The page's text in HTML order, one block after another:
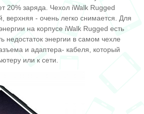
20% заряда. Чехол iWalk Rugged
верхняя - очень легко снимается. Для
на корпусе iWalk Rugged есть
недостаток энергии в самом чехле
и адаптера- кабеля, который
или к сети.